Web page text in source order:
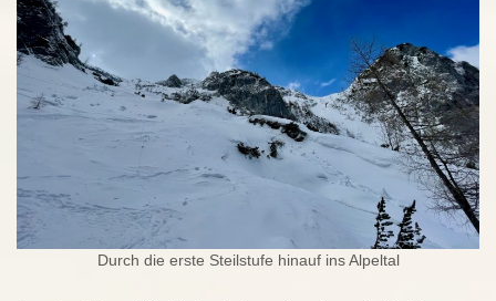
Durch die erste Steilstufe hinauf ins Alpeltal